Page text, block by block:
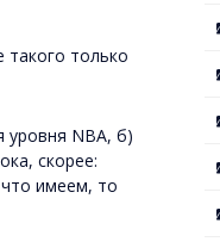
только
NBA, б)
скорее:
что имеем, то